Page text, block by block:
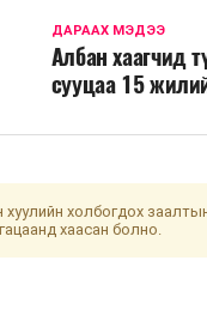
ДАРААХ МЭДЭЭ
Албан хаагчид
сууцаа 15
холбогдох
хаасан болно.